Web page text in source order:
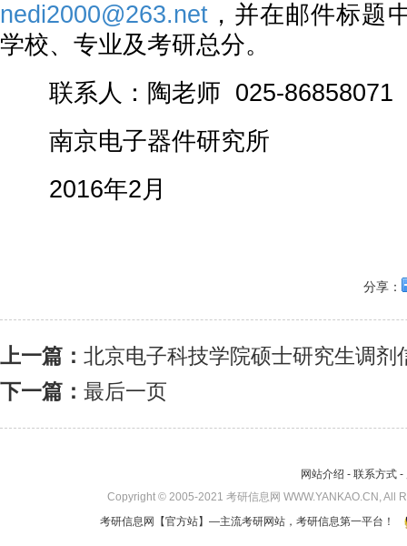
nedi2000@263.net ，并在邮件标题
学校、专业及考研总分。
联系人：陶老师 025-
南京电子器件研究所
2016年2月
分享：
上一篇： 北京电子科技学院硕士研究生调剂
下一篇： 最后一页
网站介绍 - 联系方式 -
Copyright © 2005-2021 考研信息网 WWW.YANKAO.CN,
考研信息网
【官方站】—主流考研网站，考研信息第一平台！